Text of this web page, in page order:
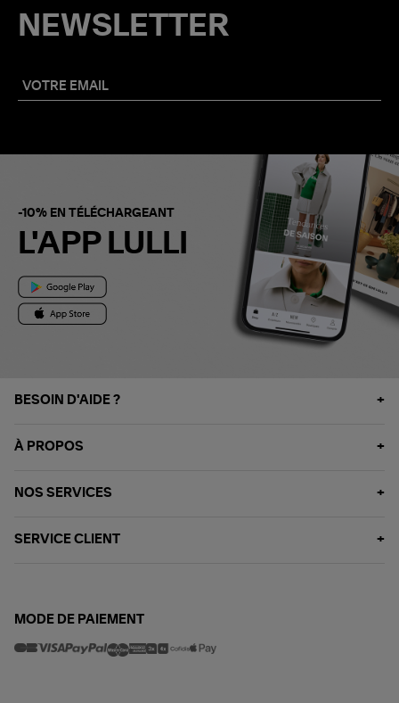
NEWSLETTER
-10% EN TÉLÉCHARGEANT
L'APP LULLI
BESOIN D'AIDE ?
À PROPOS
NOS SERVICES
SERVICE CLIENT
MODE DE PAIEMENT